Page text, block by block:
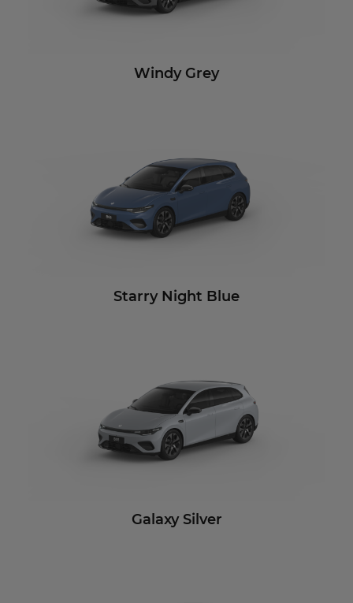
Windy Grey
Starry Night Blue
Galaxy Silver